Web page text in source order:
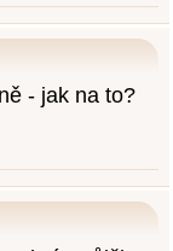
- jak na to?